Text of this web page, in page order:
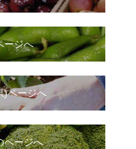
ージへ
)ページへ
ページへ